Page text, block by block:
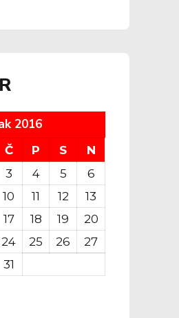
2016
Č P S
N
3 4 5
6
10 11 12
13
17 18 19
20
24 25 26
27
31